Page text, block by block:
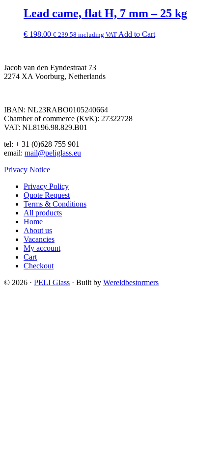
Lead came, flat H, 7 mm – 25 kg
€ 198.00 € 239.58 including VAT Add to Cart
Jacob van den Eyndestraat 73
2274 XA Voorburg, Netherlands
IBAN: NL23RABO0105240664
Chamber of commerce (KvK): 27322728
VAT: NL8196.98.829.B01
tel: + 31 (0)628 755 901
email: mail@peliglass.eu
Privacy Notice
Privacy Policy
Quote Request
Terms & Conditions
All products
Home
About us
Vacancies
My account
Cart
Checkout
© 2026 · PELI Glass · Built by Wereldbestormers